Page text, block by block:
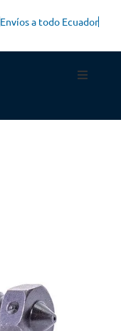
Envíos a todo Ecuador